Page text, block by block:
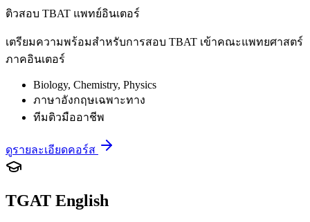
ติวสอบ TBAT แพทย์อินเตอร์
เตรียมความพร้อมสำหรับการสอบ TBAT เข้าคณะแพทยศาสตร์
ภาคอินเตอร์
Biology, Chemistry, Physics
ภาษาอังกฤษเฉพาะทาง
ทีมติวมืออาชีพ
ดูรายละเอียดคอร์ส
TGAT English